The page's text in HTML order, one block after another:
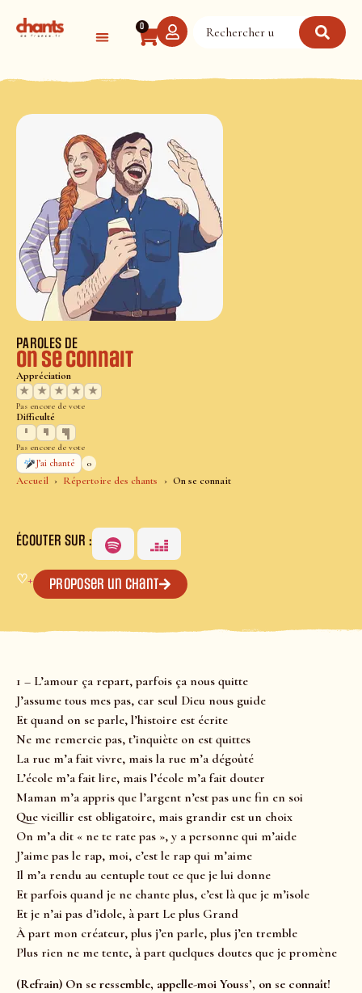
0
Accueil Répertoire des chants On se connait
PAROLES DE
On se connait
Appréciation
★
★ ★ ★ ★
Pas encore de vote
Difficulté
Pas encore de vote
J’ai chanté
0
ÉCOUTER SUR :
♡+ Proposer un chant
1 – L’amour ça repart, parfois ça nous quitte
J’assume tous mes pas, car seul Dieu nous guide
Et quand on se parle, l’histoire est écrite
Ne me remercie pas, t’inquiète on est quittes
La rue m’a fait vivre, mais la rue m’a dégoûté
L’école m’a fait lire, mais l’école m’a fait douter
Maman m’a appris que l’argent n’est pas une fin en soi
Que vieillir est obligatoire, mais grandir est un choix
On m’a dit « ne te rate pas », y a personne qui m’aide
J’aime pas le rap, moi, c’est le rap qui m’aime
Il m’a rendu au centuple tout ce que je lui donne
Et parfois quand je ne chante plus, c’est là que je m’isole
Et je n’ai pas d’idole, à part Le plus Grand
À part mon créateur, plus j’en parle, plus j’en tremble
Plus rien ne me tente, à part quelques doutes que je promène
(Refrain) On se ressemble, appelle-moi Youss’, on se connaît!